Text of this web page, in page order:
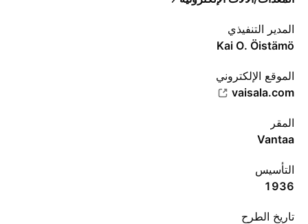
المدير التنفيذي
Kai O. Öistämö
الموقع الإلكتروني
vaisala.com
المقر
Vantaa
التأسيس
1936
تاريخ الطرح